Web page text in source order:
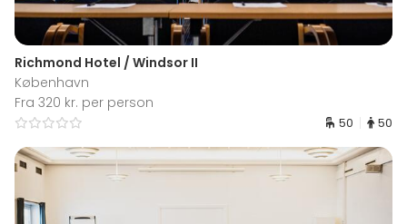
Richmond Hotel / Windsor II
København
Fra 320 kr. per person
50 50